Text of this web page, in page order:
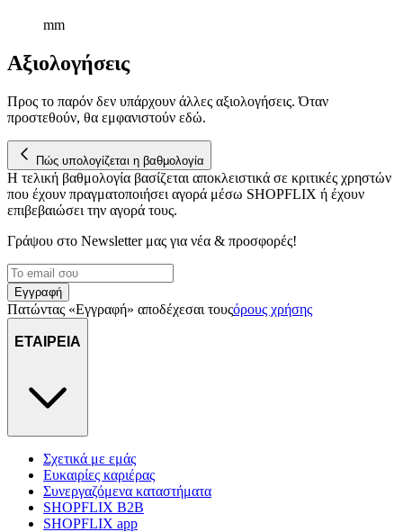
mm
Αξιολογήσεις
Προς το παρόν δεν υπάρχουν άλλες αξιολογήσεις. Όταν
προστεθούν, θα εμφανιστούν εδώ.
Πώς υπολογίζεται η βαθμολογία
Η τελική βαθμολογία βασίζεται αποκλειστικά σε κριτικές χρηστών
που έχουν πραγματοποιήσει αγορά μέσω SHOPFLIX ή έχουν
επιβεβαιώσει την αγορά τους.
Γράψου στο Νewsletter μας για νέα & προσφορές!
Εγγραφή
Πατώντας «Εγγραφή» αποδέχεσαι τουςόρους χρήσης
ΕΤΑΙΡΕΙΑ
Σχετικά με εμάς
Ευκαιρίες καριέρας
Συνεργαζόμενα καταστήματα
SHOPFLIX B2B
SHOPFLIX app